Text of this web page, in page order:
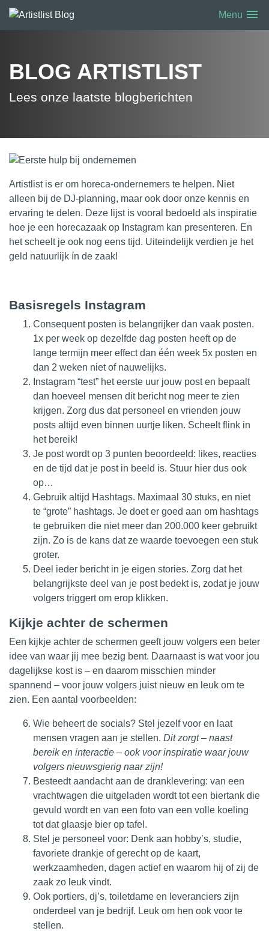
Menu menu
BLOG ARTISTLIST
Lees onze laatste blogberichten
Artistlistis er om horeca-ondernemers te helpen. Niet
alleen bij de DJ-planning, maar ook door onze kennis en
ervaring te delen. Deze lijst is vooral bedoeld als inspiratie
hoe je een horecazaak op Instagram kan presenteren. En
het scheelt je ook nog eens tijd. Uiteindelijk verdien je het
geld natuurlijk ín de zaak!
Basisregels Instagram
Consequent posten is belangrijker dan vaak posten.
1x per week op dezelfde dag posten heeft op de
lange termijn meer effect dan één week 5x posten en
dan 2 weken niet of nauwelijks.
Instagram “test” het eerste uur jouw post en bepaalt
dan hoeveel mensen dit bericht nog meer te zien
krijgen. Zorg dus dat personeel en vrienden jouw
posts altijd even binnen uurtje liken. Scheelt flink in
het bereik!
Je post wordt op 3 punten beoordeeld: likes, reacties
en de tijd dat je post in beeld is. Stuur hier dus ook
op…
Gebruik altijd Hashtags. Maximaal 30 stuks, en niet
te “grote” hashtags. Je doet er goed aan om hashtags
te gebruiken die niet meer dan 200.000 keer gebruikt
zijn. Zo is de kans dat ze waarde toevoegen een stuk
groter.
Deel ieder bericht in je eigen stories. Zorg dat het
belangrijkste deel van je post bedekt is, zodat je jouw
volgers triggert om erop klikken.
Kijkje achter de schermen
Een kijkje achter de schermen geeft jouw volgers een beter
idee van waar jij mee bezig bent. Daarnaast is wat voor jou
dagelijkse kost is – en daarom misschien minder
spannend – voor jouw volgers juist nieuw en leuk om te
zien. Een aantal voorbeelden:
Wie beheert de socials? Stel jezelf voor en laat
mensen vragen aan je stellen. Dit zorgt – naast
bereik en interactie – ook voor inspiratie waar jouw
volgers nieuwsgierig naar zijn!
Besteedt aandacht aan de dranklevering: van een
vrachtwagen die uitgeladen wordt tot een biertank die
gevuld wordt en van een foto van een volle koeling
tot dat glaasje bier op tafel.
Stel je personeel voor: Denk aan hobby’s, studie,
favoriete drankje of gerecht op de kaart,
werkzaamheden, dagen actief en waarom hij of zij de
zaak zo leuk vindt.
Ook portiers, dj’s, toiletdame en leveranciers zijn
onderdeel van je bedrijf. Leuk om hen ook voor te
stellen.